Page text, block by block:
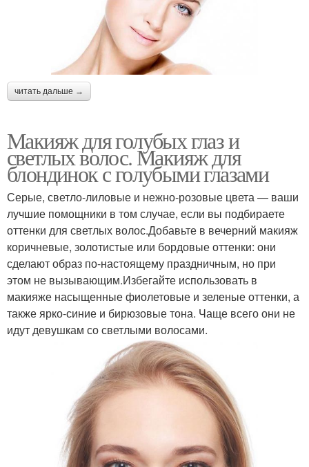
читать дальше →
Макияж для голубых глаз и
светлых волос. Макияж для
блондинок с голубыми глазами
Серые, светло-лиловые и нежно-розовые цвета — ваши
лучшие помощники в том случае, если вы подбираете
оттенки для светлых волос.Добавьте в вечерний макияж
коричневые, золотистые или бордовые оттенки: они
сделают образ по-настоящему праздничным, но при
этом не вызывающим.Избегайте использовать в
макияже насыщенные фиолетовые и зеленые оттенки, а
также ярко-синие и бирюзовые тона. Чаще всего они не
идут девушкам со светлыми волосами.